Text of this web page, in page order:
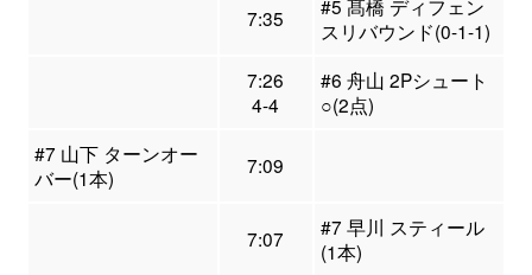
7:35
#5 髙橋 ディフェン
スリバウンド(0-1-1)
7:26
4-4
#6 舟山 2Pシュート
○(2点)
#7 山下 ターンオー
バー(1本)
7:09
7:07
#7 早川 スティール
(1本)